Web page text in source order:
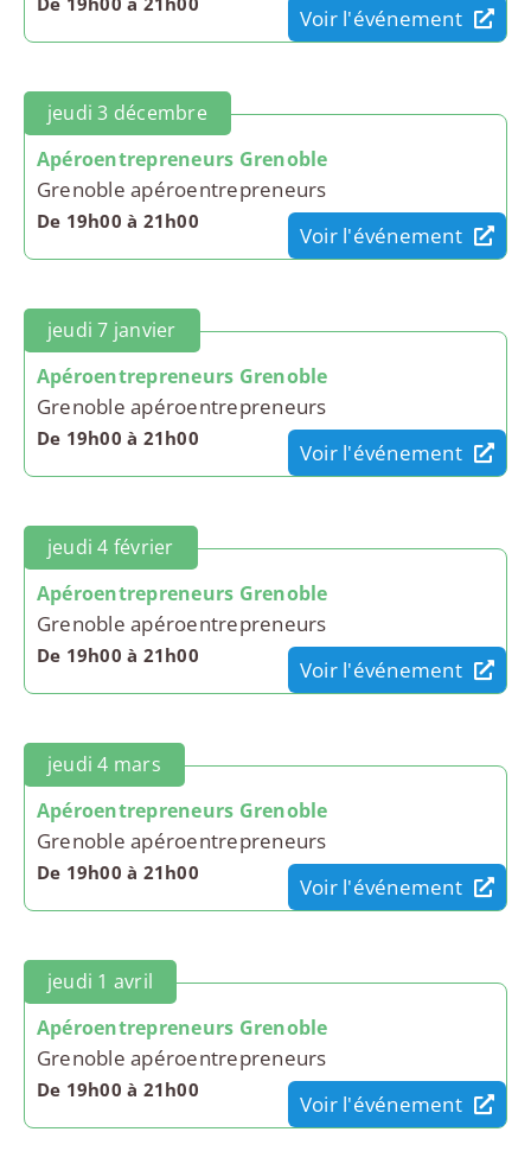
Voir l'événement
jeudi 3 décembre
Apéroentrepreneurs Grenoble
Grenoble apéroentrepreneurs
De 19h00 à 21h00
Voir l'événement
jeudi 7 janvier
Apéroentrepreneurs Grenoble
Grenoble apéroentrepreneurs
De 19h00 à 21h00
Voir l'événement
jeudi 4 février
Apéroentrepreneurs Grenoble
Grenoble apéroentrepreneurs
De 19h00 à 21h00
Voir l'événement
jeudi 4 mars
Apéroentrepreneurs Grenoble
Grenoble apéroentrepreneurs
De 19h00 à 21h00
Voir l'événement
jeudi 1 avril
Apéroentrepreneurs Grenoble
Grenoble apéroentrepreneurs
De 19h00 à 21h00
Voir l'événement